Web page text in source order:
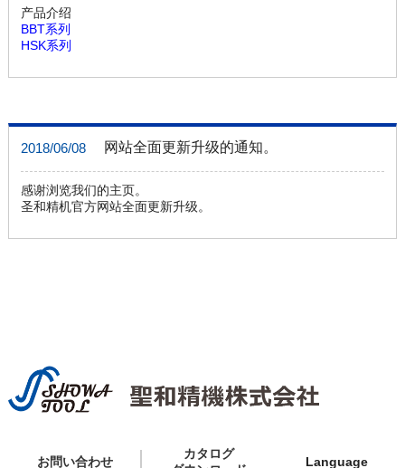
产品介绍
BBT系列
HSK系列
2018/06/08 网站全面更新升级的通知。
感谢浏览我们的主页。
圣和精机官方网站全面更新升级。
お問い合わせ
カタログ
Language